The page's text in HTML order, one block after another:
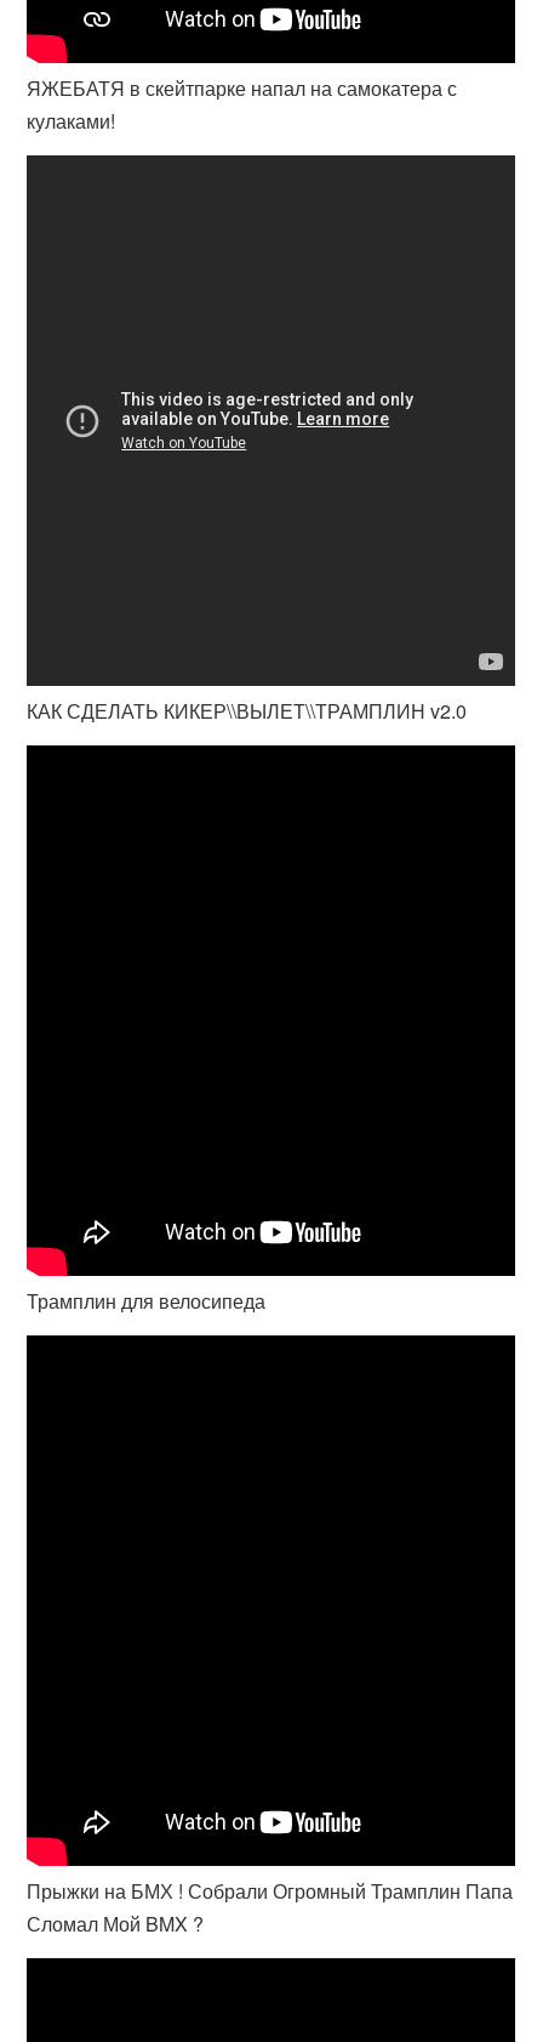
ЯЖЕБАТЯ в скейтпарке напал на самокатера с
кулаками!
КАК СДЕЛАТЬ КИКЕР\\ВЫЛЕТ\\ТРАМПЛИН v2.0
Трамплин для велосипеда
Прыжки на БМХ ! Собрали Огромный Трамплин Папа
Сломал Мой BMX ?